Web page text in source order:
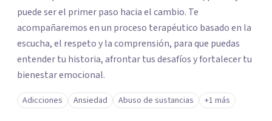
puede ser el primer paso hacia el cambio. Te
acompañaremos en un proceso terapéutico basado en la
escucha, el respeto y la comprensión, para que puedas
entender tu historia, afrontar tus desafíos y fortalecer tu
bienestar emocional.
Adicciones Ansiedad Abuso de sustancias +1 más